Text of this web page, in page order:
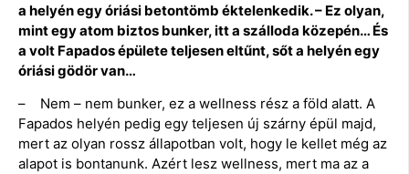
a helyén egy óriási betontömb éktelenkedik. – Ez olyan,
mint egy atom biztos bunker, itt a szálloda közepén… És
a volt Fapados épülete teljesen eltűnt, sőt a helyén egy
óriási gödör van…
– Nem – nem bunker, ez a wellness rész a föld alatt. A
Fapados helyén pedig egy teljesen új szárny épül majd,
mert az olyan rossz állapotban volt, hogy le kellet még az
alapot is bontanunk. Azért lesz wellness, mert ma az a